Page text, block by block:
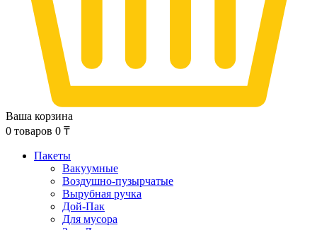
Ваша корзина
0 товаров 0 ₸
Пакеты
Вакуумные
Воздушно-пузырчатые
Вырубная ручка
Дой-Пак
Для мусора